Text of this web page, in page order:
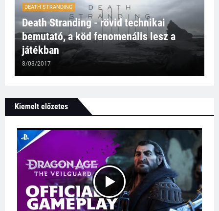
DEATH STRANDING
Death Stranding - rövid technikai
bemutató, a köd fenomenális lesz a
játékban
8/03/2017
Kiemelt előzetes